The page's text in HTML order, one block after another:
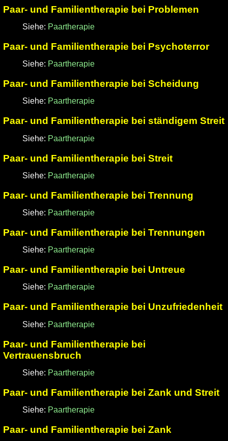
Paar- und Familientherapie bei Problemen
Siehe: Paartherapie
Paar- und Familientherapie bei Psychoterror
Siehe: Paartherapie
Paar- und Familientherapie bei Scheidung
Siehe: Paartherapie
Paar- und Familientherapie bei ständigem Streit
Siehe: Paartherapie
Paar- und Familientherapie bei Streit
Siehe: Paartherapie
Paar- und Familientherapie bei Trennung
Siehe: Paartherapie
Paar- und Familientherapie bei Trennungen
Siehe: Paartherapie
Paar- und Familientherapie bei Untreue
Siehe: Paartherapie
Paar- und Familientherapie bei Unzufriedenheit
Siehe: Paartherapie
Paar- und Familientherapie bei
Vertrauensbruch
Siehe: Paartherapie
Paar- und Familientherapie bei Zank und Streit
Siehe: Paartherapie
Paar- und Familientherapie bei Zank